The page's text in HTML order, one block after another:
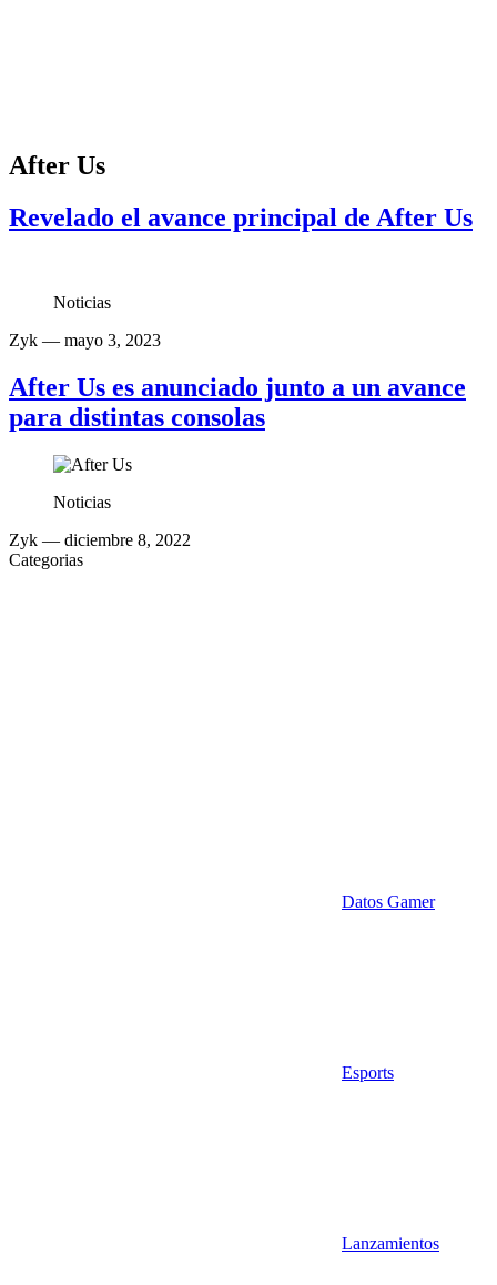
After Us
Revelado el avance principal de After Us
Noticias
Zyk — mayo 3, 2023
After Us es anunciado junto a un avance
para distintas consolas
Noticias
Zyk — diciembre 8, 2022
Categorias
Datos Gamer
Esports
Lanzamientos